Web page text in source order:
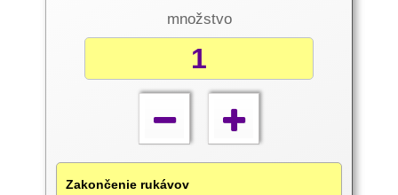
množstvo
Zakončenie rukávov